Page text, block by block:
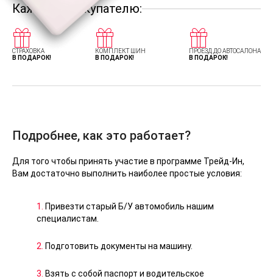
Каждому покупателю:
СТРАХОВКА
В ПОДАРОК!
КОМПЛЕКТ ШИН
В ПОДАРОК!
ПРОЕЗД ДО АВТОСАЛОНА
В ПОДАРОК!
Подробнее, как это работает?
Для того чтобы принять участие в программе Трейд-Ин,
Вам достаточно выполнить наиболее простые условия:
1.
Привезти старый Б/У автомобиль нашим
специалистам.
2. Подготовить документы на машину.
3. Взять с собой паспорт и водительское